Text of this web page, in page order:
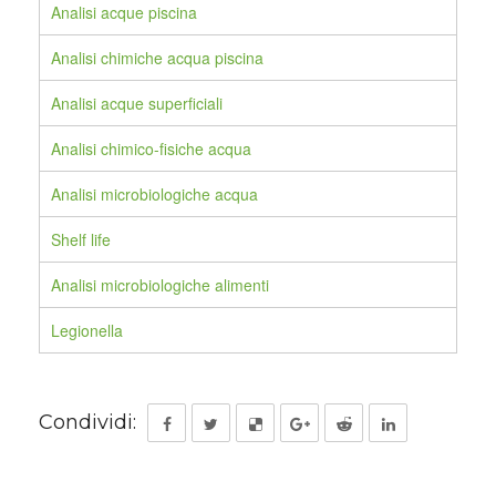
Analisi acque piscina
Analisi chimiche acqua piscina
Analisi acque superficiali
Analisi chimico-fisiche acqua
Analisi microbiologiche acqua
Shelf life
Analisi microbiologiche alimenti
Legionella
Condividi: